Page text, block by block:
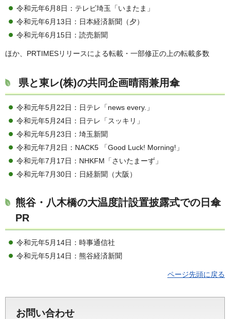
令和元年6月8日：テレビ埼玉「いまたま」
令和元年6月13日：日本経済新聞（夕）
令和元年6月15日：読売新聞
ほか、PRTIMESリリースによる転載・一部修正の上の転載多数
県と東レ(株)の共同企画晴雨兼用傘
令和元年5月22日：日テレ「news every.」
令和元年5月24日：日テレ「スッキリ」
令和元年5月23日：埼玉新聞
令和元年7月2日：NACK5 「Good Luck! Morning!」
令和元年7月17日：NHKFM「さいたまーず」
令和元年7月30日：日経新聞（大阪）
熊谷・八木橋の大温度計設置披露式での日傘
PR
令和元年5月14日：時事通信社
令和元年5月14日：熊谷経済新聞
ページ先頭に戻る
お問い合わせ